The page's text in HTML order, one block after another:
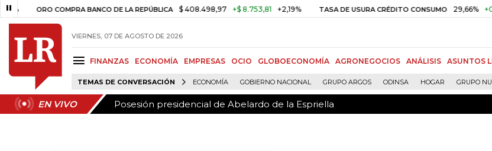
ORO COMPRA BANCO DE LA REPÚBLICA $ 408.498,97 +$ 8.753,81 +2,19% TASA DE USURA CRÉDITO CONSUMO 29,66% +0,87%
VIERNES, 07 DE AGOSTO DE 2026
FINANZAS ECONOMÍA EMPRESAS OCIO GLOBOECONOMÍA AGRONEGOCIOS ANÁLISIS ASUNTOS
TEMAS DE CONVERSACIÓN ECONOMÍA GOBIERNO NACIONAL GRUPO ARGOS ODINSA HOGAR GRUPO
EN VIVO Posesión presidencial de Abelardo de la Espriella
EN VIVO Posesión presidencial de Abelardo de la Espriella